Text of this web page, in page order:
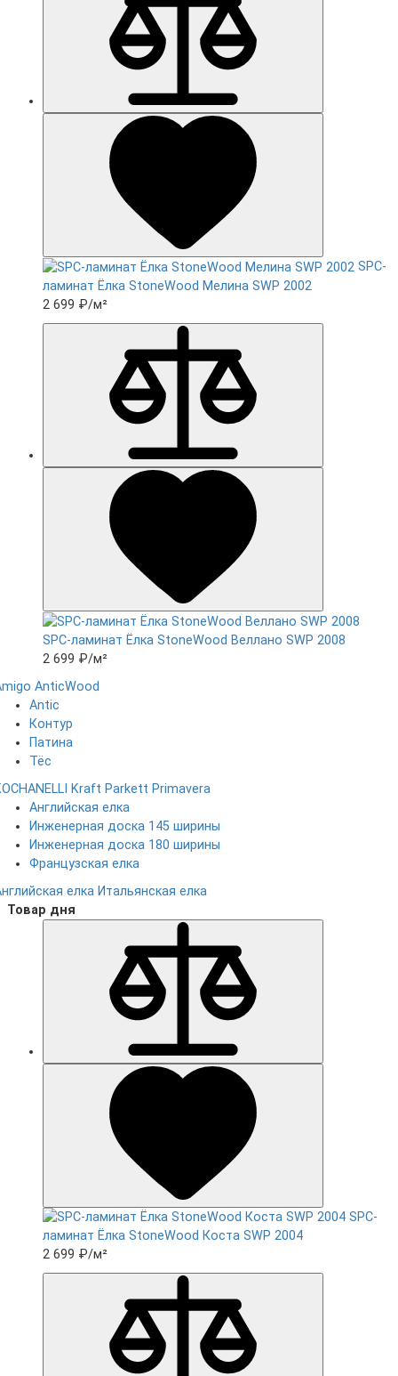
SPC-
ламинат Ëлка StoneWood Мелина SWP 2002
2 699 ₽/м²
SPC-ламинат Ëлка StoneWood Веллано SWP 2008
2 699 ₽/м²
AnticWood
Antic
Контур
Патина
Тёс
Kraft Parkett Primavera
Английская елка
Инженерная доска 145 ширины
Инженерная доска 180 ширины
Французская елка
елка Итальянская елка
Товар дня
SPC-
ламинат Ëлка StoneWood Коста SWP 2004
2 699 ₽/м²